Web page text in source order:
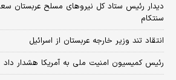
دیدار رئیس ستاد کل نیروهای مسلح عربستان
سنتکام
انتقاد تند وزیر خارجه عربستان از اسرائیل
رئیس کمیسیون امنیت ملی به آمریکا هشدار داد